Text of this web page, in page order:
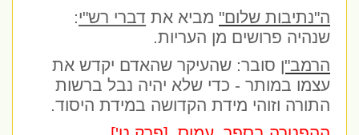
ה"נתיבות שלום"מביא אתדברי רש"י:
שנהיה פרושים מן העריות.
הרמב"ןסובר: שהעיקר שהאדם יקדש את
עצמו במותר - כדי שלא יהיה נבל ברשות
התורה וזוהי מידת הקדושה במידת היסוד.